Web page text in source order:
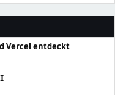
Vercel entdeckt